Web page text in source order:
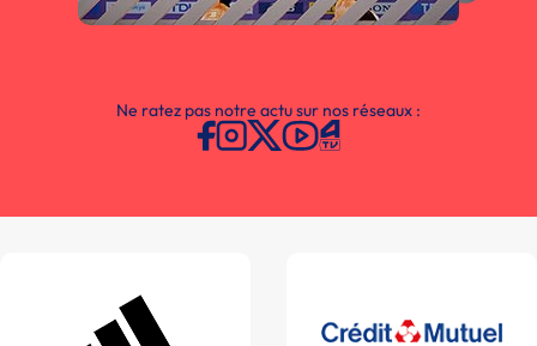
Ne ratez pas notre actu sur nos réseaux :